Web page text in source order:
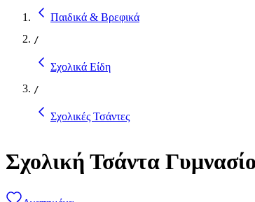
Παιδικά & Βρεφικά
/
Σχολικά Είδη
/
Σχολικές Τσάντες
Σχολική Τσάντα